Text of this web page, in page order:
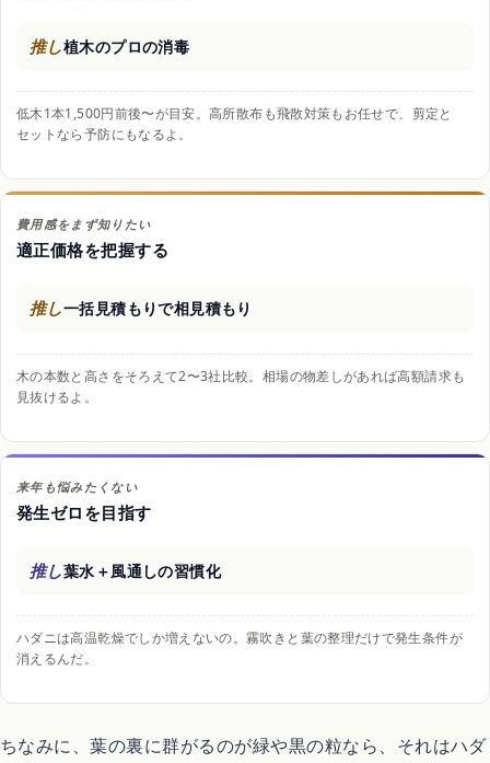
推し植木のプロの消毒
低木1本1,500円前後〜が目安。高所散布も飛散対策もお任せで、剪定と
セットなら予防にもなるよ。
費用感をまず知りたい
適正価格を把握する
推し一括見積もりで相見積もり
木の本数と高さをそろえて2〜3社比較。相場の物差しがあれば高額請求も
見抜けるよ。
来年も悩みたくない
発生ゼロを目指す
推し葉水＋風通しの習慣化
ハダニは高温乾燥でしか増えないの。霧吹きと葉の整理だけで発生条件が
消えるんだ。
ちなみに、葉の裏に群がるのが緑や黒の粒なら、それはハダ